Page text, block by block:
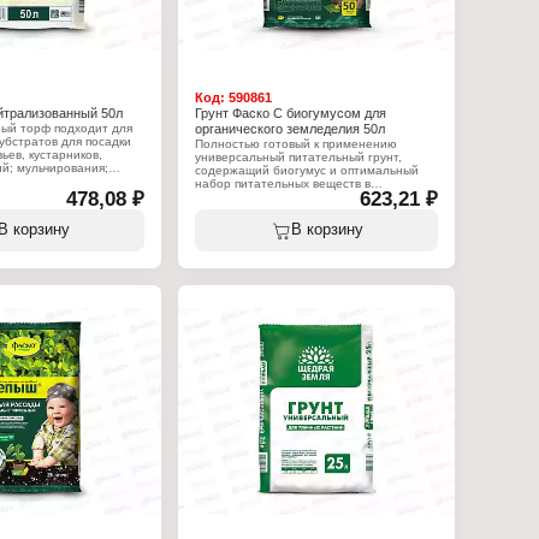
Объем: 10 л
50л
торф подходит для
для посадки
кустарников,
мульчирования;
корней декоративных
и открытых
бытовых
запахов.
478,08 ₽
В корзину
Код:590861
Грунт Фаско С биогумусом для
органического земледелия 50л
Полностью готовый к применению
универсальный питательный грунт,
содержащий биогумус и оптимальный
набор питательных веществ в
легкодоступной форме, необходимых
для полноценного роста и развития всех
видов растений.
Назначение: для рассады и
Объем: 50 л
623,21 ₽
В корзину